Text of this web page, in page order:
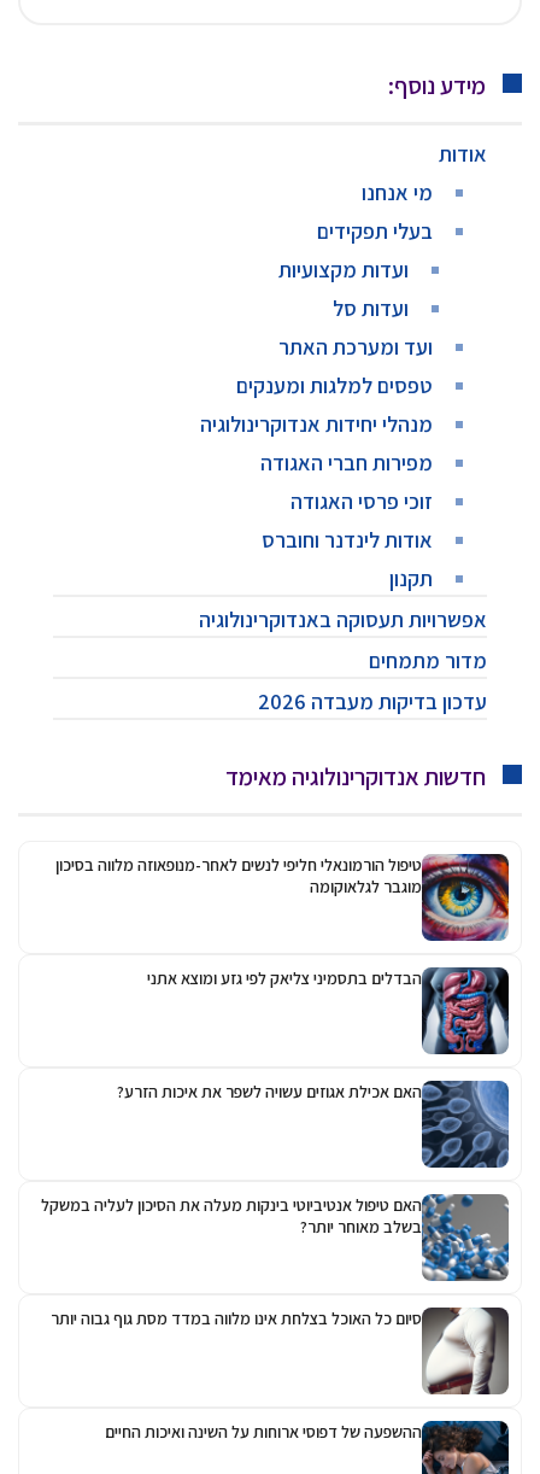
מידע נוסף:
אודות
מי אנחנו
בעלי תפקידים
ועדות מקצועיות
ועדות סל
ועד ומערכת האתר
טפסים למלגות ומענקים
מנהלי יחידות אנדוקרינולוגיה
מפירות חברי האגודה
זוכי פרסי האגודה
אודות לינדנר וחוברס
תקנון
אפשרויות תעסוקה באנדוקרינולוגיה
מדור מתמחים
עדכון בדיקות מעבדה 2026
חדשות אנדוקרינולוגיה מאימד
טיפול הורמונאלי חליפי לנשים לאחר-מנופאוזה מלווה בסיכון
מוגבר לגלאוקומה
הבדלים בתסמיני צליאק לפי גזע ומוצא אתני
האם אכילת אגוזים עשויה לשפר את איכות הזרע?
האם טיפול אנטיביוטי בינקות מעלה את הסיכון לעליה במשקל
בשלב מאוחר יותר?
סיום כל האוכל בצלחת אינו מלווה במדד מסת גוף גבוה יותר
ההשפעה של דפוסי ארוחות על השינה ואיכות החיים